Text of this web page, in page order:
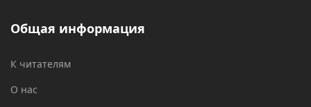
Общая информация
К читателям
О нас